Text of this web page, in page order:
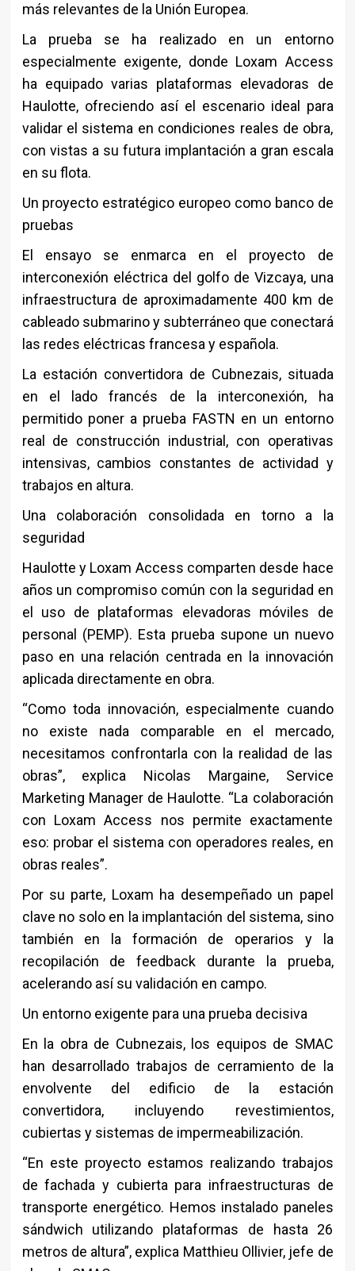
más relevantes de la Unión Europea.
La prueba se ha realizado en un entorno
especialmente exigente, donde Loxam Access
ha equipado varias plataformas elevadoras de
Haulotte, ofreciendo así el escenario ideal para
validar el sistema en condiciones reales de obra,
con vistas a su futura implantación a gran escala
en su flota.
Un proyecto estratégico europeo como banco de
pruebas
El ensayo se enmarca en el proyecto de
interconexión eléctrica del golfo de Vizcaya, una
infraestructura de aproximadamente 400 km de
cableado submarino y subterráneo que conectará
las redes eléctricas francesa y española.
La estación convertidora de Cubnezais, situada
en el lado francés de la interconexión, ha
permitido poner a prueba FASTN en un entorno
real de construcción industrial, con operativas
intensivas, cambios constantes de actividad y
trabajos en altura.
Una colaboración consolidada en torno a la
seguridad
Haulotte y Loxam Access comparten desde hace
años un compromiso común con la seguridad en
el uso de plataformas elevadoras móviles de
personal (PEMP). Esta prueba supone un nuevo
paso en una relación centrada en la innovación
aplicada directamente en obra.
“Como toda innovación, especialmente cuando
no existe nada comparable en el mercado,
necesitamos confrontarla con la realidad de las
obras”, explica Nicolas Margaine, Service
Marketing Manager de Haulotte. “La colaboración
con Loxam Access nos permite exactamente
eso: probar el sistema con operadores reales, en
obras reales”.
Por su parte, Loxam ha desempeñado un papel
clave no solo en la implantación del sistema, sino
también en la formación de operarios y la
recopilación de feedback durante la prueba,
acelerando así su validación en campo.
Un entorno exigente para una prueba decisiva
En la obra de Cubnezais, los equipos de SMAC
han desarrollado trabajos de cerramiento de la
envolvente del edificio de la estación
convertidora, incluyendo revestimientos,
cubiertas y sistemas de impermeabilización.
“En este proyecto estamos realizando trabajos
de fachada y cubierta para infraestructuras de
transporte energético. Hemos instalado paneles
sándwich utilizando plataformas de hasta 26
metros de altura”, explica Matthieu Ollivier, jefe de